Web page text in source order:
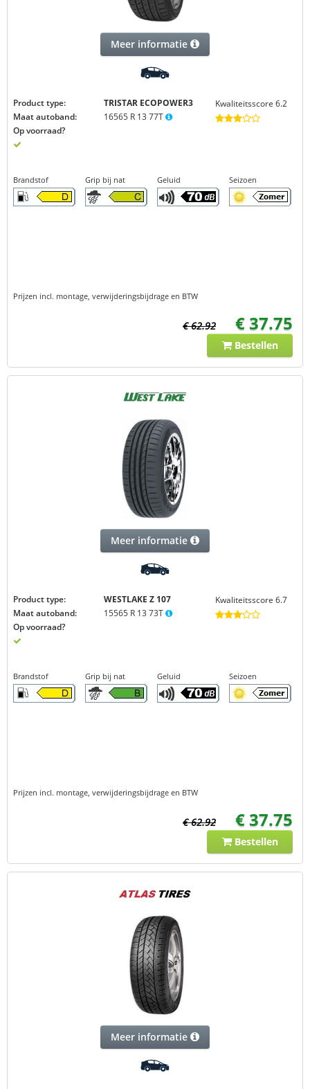
Meer informatie
Product type:
TRISTAR ECOPOWER3
Maat autoband:
16565 R 13 77T
Op voorraad?
Kwaliteitsscore 6.2
Brandstof Grip bij nat Geluid Seizoen
Prijzen incl. montage, verwijderingsbijdrage en BTW
€ 62.92 € 37.75
Bestellen
Meer informatie
Product type:
WESTLAKE Z 107
Maat autoband:
15565 R 13 73T
Op voorraad?
Kwaliteitsscore 6.7
Brandstof Grip bij nat Geluid Seizoen
Prijzen incl. montage, verwijderingsbijdrage en BTW
€ 62.92 € 37.75
Bestellen
Meer informatie